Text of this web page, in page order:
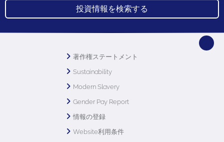
投資情報を検索する
著作権ステートメント
Sustainability
Modern Slavery
Gender Pay Report
情報の登録
Website利用条件